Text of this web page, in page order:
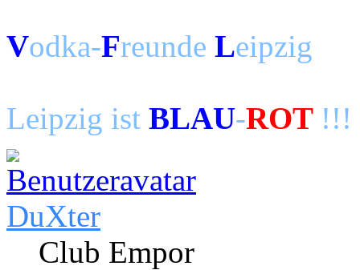
Vodka-Freunde Leipzig
Leipzig ist BLAU-ROT !!!
DuXter
Club Empor